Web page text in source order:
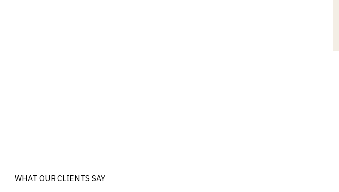
WHAT OUR CLIENTS SAY